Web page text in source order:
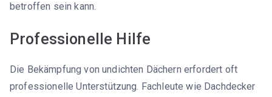
betroffen sein kann.
Professionelle Hilfe
Die Bekämpfung von undichten Dächern erfordert oft
professionelle Unterstützung. Fachleute wie Dachdecker